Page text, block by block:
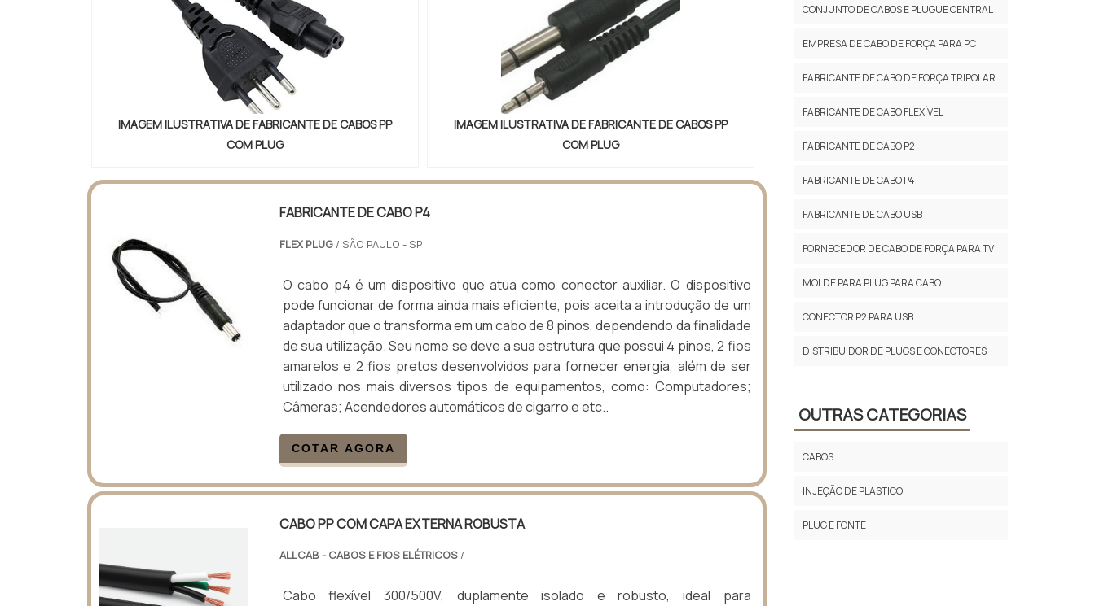
IMAGEM ILUSTRATIVA DE FABRICANTE DE CABOS PP
COM PLUG
IMAGEM ILUSTRATIVA DE FABRICANTE DE CABOS PP
COM PLUG
FABRICANTE DE CABO P4
FLEX PLUG/ SÃO PAULO - SP
O cabo p4 é um dispositivo que atua como conector auxiliar. O dispositivo
pode funcionar de forma ainda mais eficiente, pois aceita a introdução de um
adaptador que o transforma em um cabo de 8 pinos, dependendo da finalidade
de sua utilização. Seu nome se deve a sua estrutura que possui 4 pinos, 2 fios
amarelos e 2 fios pretos desenvolvidos para fornecer energia, além de ser
utilizado nos mais diversos tipos de equipamentos, como: Computadores;
Câmeras; Acendedores automáticos de cigarro e etc..
COTAR AGORA
CABO PP COM CAPA EXTERNA ROBUSTA
ALLCAB - CABOS E FIOS ELÉTRICOS/
Cabo flexível 300/500V, duplamente isolado e robusto, ideal para
CONJUNTO DE CABOS E PLUGUE CENTRAL
EMPRESA DE CABO DE FORÇA PARA PC
FABRICANTE DE CABO DE FORÇA TRIPOLAR
FABRICANTE DE CABO FLEXÍVEL
FABRICANTE DE CABO P2
FABRICANTE DE CABO P4
FABRICANTE DE CABO USB
FORNECEDOR DE CABO DE FORÇA PARA TV
MOLDE PARA PLUG PARA CABO
CONECTOR P2 PARA USB
DISTRIBUIDOR DE PLUGS E CONECTORES
OUTRAS CATEGORIAS
CABOS
INJEÇÃO DE PLÁSTICO
PLUG E FONTE